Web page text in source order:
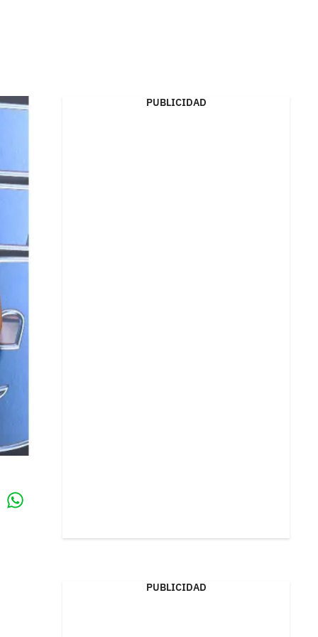
PUBLICIDAD
PUBLICIDAD